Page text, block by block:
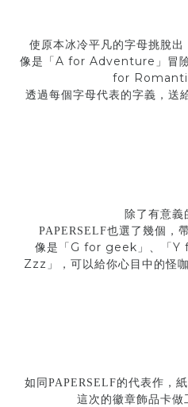
使原本冰冷平凡的字母挑脫出
像是「 A for Adventure 」冒
for
透過每個字母代表的字義， 送
除了有意義
PAPERSELF也選了幾個，
像是「 G for geek 」、「 Y
Zzz 」，可以給你心目中的怪
如同 PAPERSELF的代表作，
這次的徽章飾品卡做